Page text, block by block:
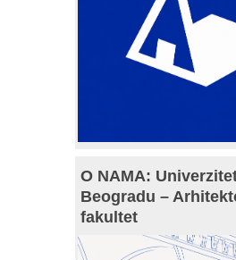
O NAMA:
Beogradu –
fakultet